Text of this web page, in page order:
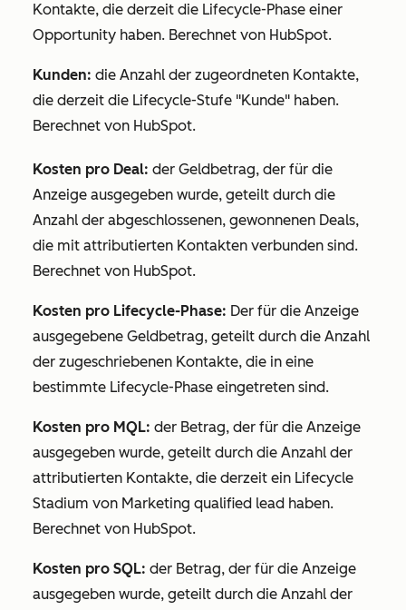
Kontakte, die derzeit die Lifecycle-Phase einer
Opportunity haben. Berechnet von HubSpot.
Kunden: die Anzahl der zugeordneten Kontakte,
die derzeit die Lifecycle-Stufe "Kunde" haben.
Berechnet von HubSpot.
Kosten pro Deal: der Geldbetrag, der für die
Anzeige ausgegeben wurde, geteilt durch die
Anzahl der abgeschlossenen, gewonnenen Deals,
die mit attributierten Kontakten verbunden sind.
Berechnet von HubSpot.
Kosten pro Lifecycle-Phase: Der für die Anzeige
ausgegebene Geldbetrag, geteilt durch die Anzahl
der zugeschriebenen Kontakte, die in eine
bestimmte Lifecycle-Phase eingetreten sind.
Kosten pro MQL: der Betrag, der für die Anzeige
ausgegeben wurde, geteilt durch die Anzahl der
attributierten Kontakte, die derzeit ein Lifecycle
Stadium von Marketing qualified lead haben.
Berechnet von HubSpot.
Kosten pro SQL: der Betrag, der für die Anzeige
ausgegeben wurde, geteilt durch die Anzahl der